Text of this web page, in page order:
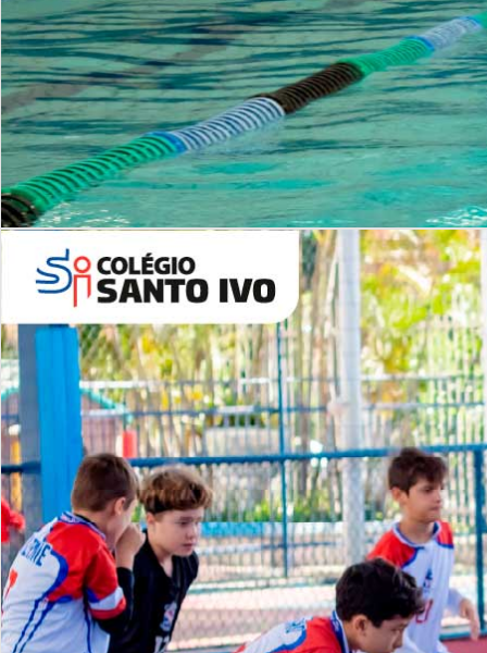
Período Integral | Saiba mais
INSTITUCIONAL
Lista de vídeos
NOSSOCANAL